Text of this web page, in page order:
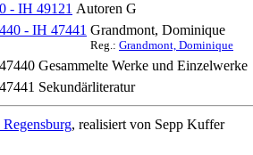
- IH 49121 Autoren G
- IH 47441 Grandmont, Dominique
Reg.: Grandmont, Dominique
Gesammelte Werke und Einzelwerke
Sekundärliteratur
, realisiert von Sepp Kuffer